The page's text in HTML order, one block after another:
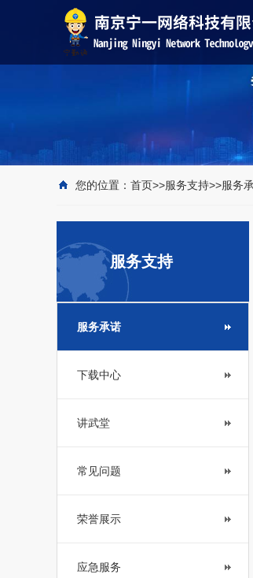
您的位置： 首页>>服务支持>>服务
服务支持
服务承诺
下载中心
讲武堂
常见问题
荣誉展示
应急服务